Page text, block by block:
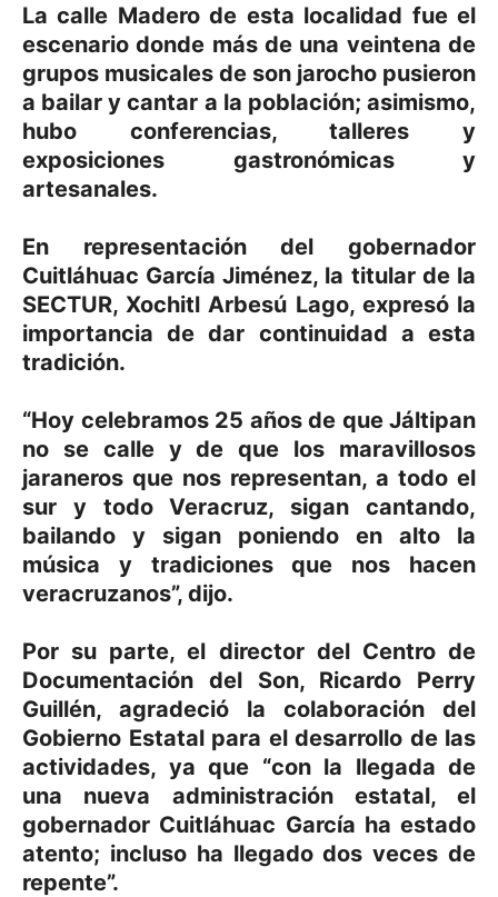
La calle Madero de esta localidad fue el
escenario donde más de una veintena de
grupos musicales de son jarocho pusieron
a bailar y cantar a la población; asimismo,
hubo conferencias, talleres y
exposiciones gastronómicas y
artesanales.
En representación del gobernador
Cuitláhuac García Jiménez, la titular de la
SECTUR, Xochitl Arbesú Lago, expresó la
importancia de dar continuidad a esta
tradición.
“Hoy celebramos 25 años de que Jáltipan
no se calle y de que los maravillosos
jaraneros que nos representan, a todo el
sur y todo Veracruz, sigan cantando,
bailando y sigan poniendo en alto la
música y tradiciones que nos hacen
veracruzanos”, dijo.
Por su parte, el director del Centro de
Documentación del Son, Ricardo Perry
Guillén, agradeció la colaboración del
Gobierno Estatal para el desarrollo de las
actividades, ya que “con la llegada de
una nueva administración estatal, el
gobernador Cuitláhuac García ha estado
atento; incluso ha llegado dos veces de
repente”.